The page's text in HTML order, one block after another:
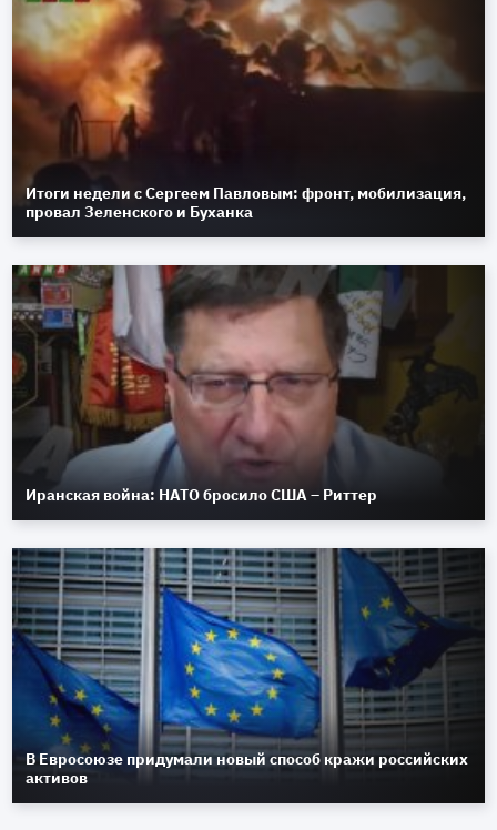
Итоги недели с Сергеем Павловым: фронт, мобилизация,
провал Зеленского и Буханка
Иранская война: НАТО бросило США – Риттер
В Евросоюзе придумали новый способ кражи российских
активов